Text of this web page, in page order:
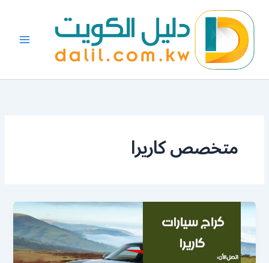
المحتوى
متخصص كاريرا